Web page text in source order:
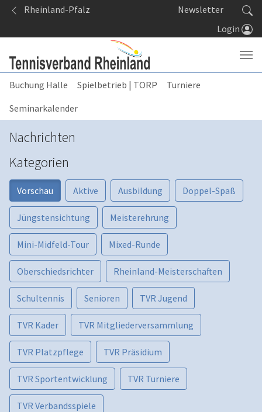
Springe zum Seiteninhalt
Rheinland-Pfalz
Newsletter
Login
Buchung Halle Spielbetrieb | TORP
Turniere
Seminarkalender
Nachrichten
Kategorien
Vorschau Aktive Ausbildung Doppel-Spaß
Jüngstensichtung Meisterehrung
Mini-Midfeld-Tour Mixed-Runde
Oberschiedsrichter Rheinland-Meisterschaften
Schultennis Senioren TVR Jugend
TVR Kader TVR Mitgliederversammlung
TVR Platzpflege TVR Präsidium
TVR Sportentwicklung TVR Turniere
TVR Verbandsspiele